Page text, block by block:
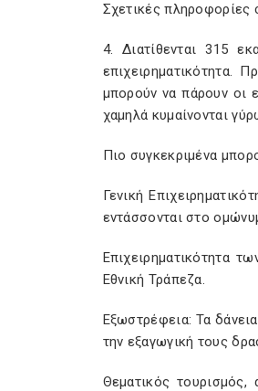
Σχετικές
4. Διατίθενται 315
επιχειρηματικότητα.
μπορούν να πάρουν οι
χαμηλά κυμαίνονται
Πιο συγκεκριμένα
Γενική
εντάσσονται στο
Επιχειρηματικότητα
Εθνική Τράπεζα.
Εξωστρέφεια: Τα
την εξαγωγική τους
Θεματικός